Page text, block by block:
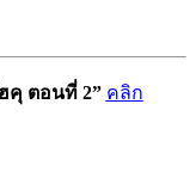
คุ ตอนที่ 2” คลิก